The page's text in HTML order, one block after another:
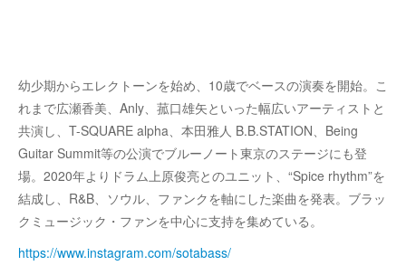
幼少期からエレクトーンを始め、10歳でベースの演奏を開始。こ
れまで広瀬香美、Anly、菰口雄矢といった幅広いアーティストと
共演し、T-SQUARE alpha、本田雅人 B.B.STATION、Being
Guitar Summit等の公演でブルーノート東京のステージにも登
場。2020年よりドラム上原俊亮とのユニット、“Spice rhythm”を
結成し、R&B、ソウル、ファンクを軸にした楽曲を発表。ブラッ
クミュージック・ファンを中心に支持を集めている。
https://www.instagram.com/sotabass/